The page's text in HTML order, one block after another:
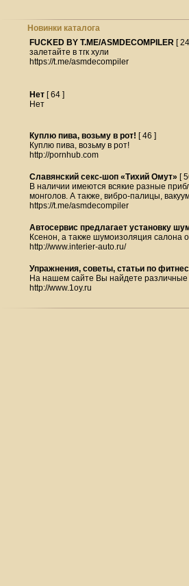
Новинки каталога
FUCKED BY T.ME/ASMDECOMPILER [
залетайте в тгк хули
https://t.me/asmdecompiler
Нет [ 64 ]
Нет
Куплю пива, возьму в рот! [ 46 ]
Куплю пива, возьму в рот!
http://pornhub.com
Славянский секс-шоп «Тихий Омут» [
В наличии имеются всякие разные
монголов. А также, вибро-палицы,
https://t.me/asmdecompiler
Автосервис предлагает установку
Ксенон, а также шумоизоляция салона
http://www.interier-auto.ru/
Упражнения, советы, статьи по
На нашем сайте Вы найдете различные
http://www.1oy.ru